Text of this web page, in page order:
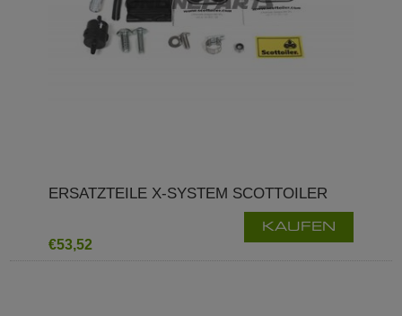
ERSATZTEILE X-SYSTEM SCOTTOILER
€53,52
KAUFEN